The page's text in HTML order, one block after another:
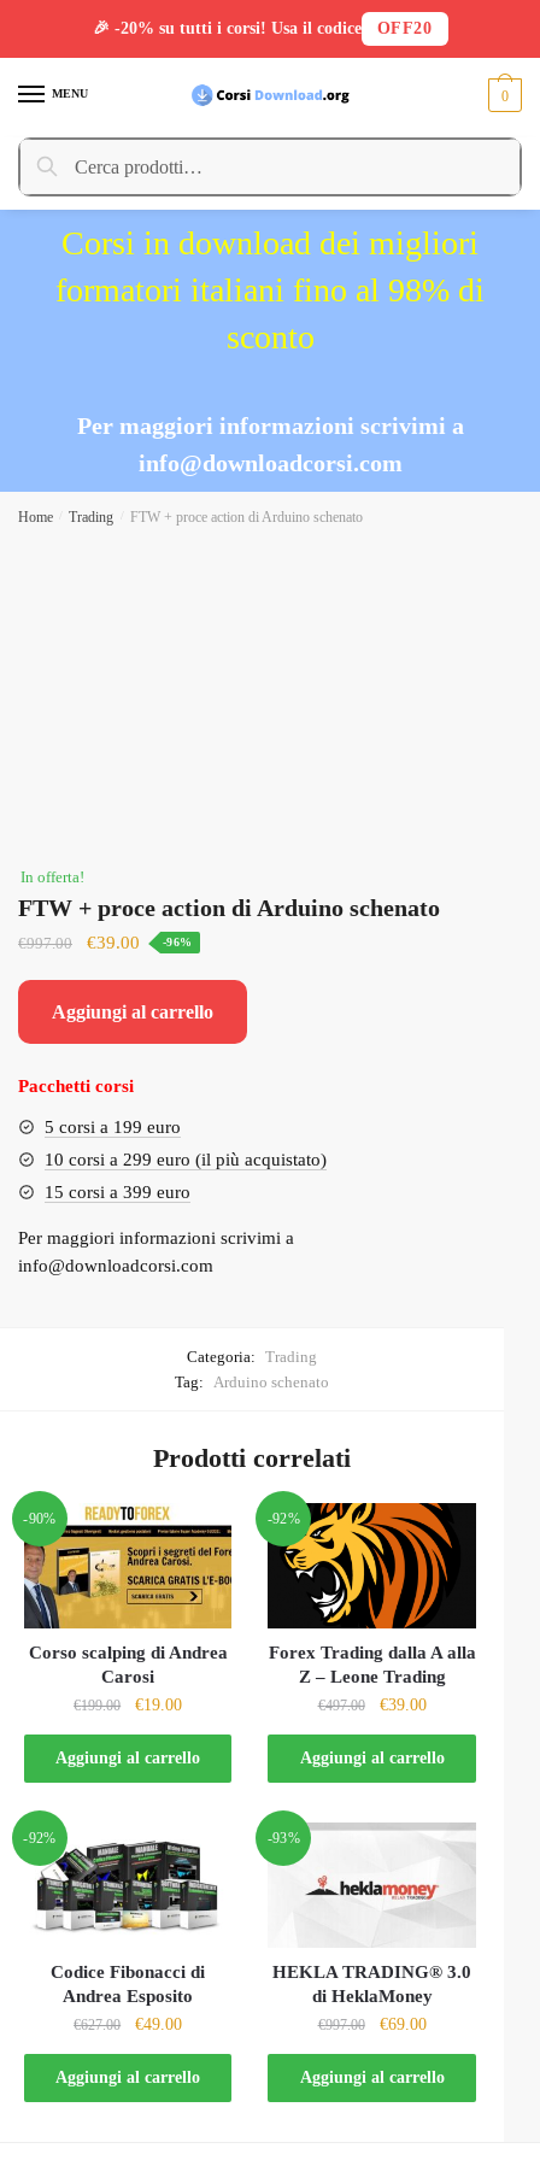
MENU
Cerca:
Cerca
0
Corsi in download dei migliori
formatori italiani fino al 98% di
sconto
Per maggiori informazioni scrivimi a
info@downloadcorsi.com
Home Trading FTW + proce action di Arduino schenato
In offerta!
FTW + proce action di Arduino schenato
€997.00
Il
era:
€39.00 Il
è:
-96%
Aggiungi al carrello
Pacchetti corsi
5 corsi a 199 euro
10 corsi a 299 euro (il più acquistato)
15 corsi a 399 euro
Per maggiori informazioni scrivimi a
info@downloadcorsi.com
Categoria: Trading
Tag: Arduino schenato
Prodotti correlati
-90%
Corso scalping di Andrea
Carosi
€199.00
Il
prezzo
originale
era:
€19.00Il
prezzo
attuale
è:
Aggiungi al carrello
-92%
Forex Trading dalla A alla
Z – Leone Trading
€497.00
Il
prezzo
originale
era:
€39.00Il
prezzo
attuale
è:
Aggiungi al carrello
-92%
Codice Fibonacci di
Andrea Esposito
€627.00
Il
prezzo
originale
era:
€49.00Il
prezzo
attuale
è:
Aggiungi al carrello
-93%
HEKLA TRADING® 3.0
di HeklaMoney
€997.00
Il
prezzo
originale
era:
€69.00Il
prezzo
attuale
è:
Aggiungi al carrello
🎉 -20% su tutti i corsi! Usa il codice OFF20